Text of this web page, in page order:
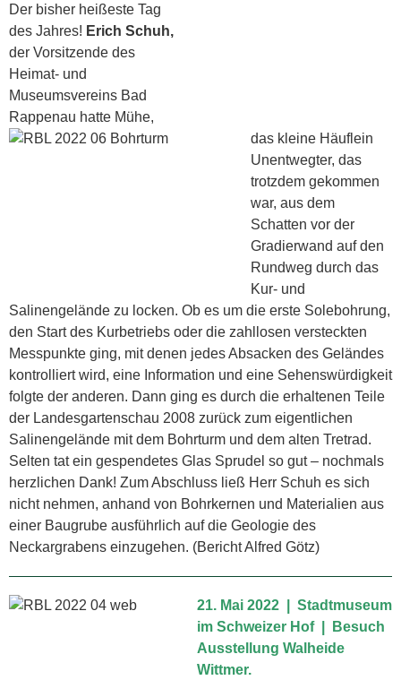
Der bisher heißeste Tag
des Jahres! Erich Schuh,
der Vorsitzende des
Heimat- und
Museumsvereins Bad
Rappenau hatte Mühe,
das kleine Häuflein
Unentwegter, das
trotzdem gekommen
war, aus dem
Schatten vor der
Gradierwand auf den
Rundweg durch das
Kur- und
Salinengelände zu locken. Ob es um die erste Solebohrung,
den Start des Kurbetriebs oder die zahllosen versteckten
Messpunkte ging, mit denen jedes Absacken des Geländes
kontrolliert wird, eine Information und eine Sehens­würdigkeit
folgte der anderen. Dann ging es durch die erhaltenen Teile
der Landesgartenschau 2008 zurück zum eigentlichen
Salinengelände mit dem Bohrturm und dem alten Tretrad.
Selten tat ein gespendetes Glas Sprudel so gut – nochmals
herzlichen Dank! Zum Abschluss ließ Herr Schuh es sich
nicht nehmen, anhand von Bohrkernen und Materialien aus
einer Baugrube ausführlich auf die Geologie des
Neckargrabens einzugehen. (Bericht Alfred Götz)
21. Mai 2022 | Stadtmuseum
im Schweizer Hof | Besuch
Ausstellung Walheide
Wittmer.